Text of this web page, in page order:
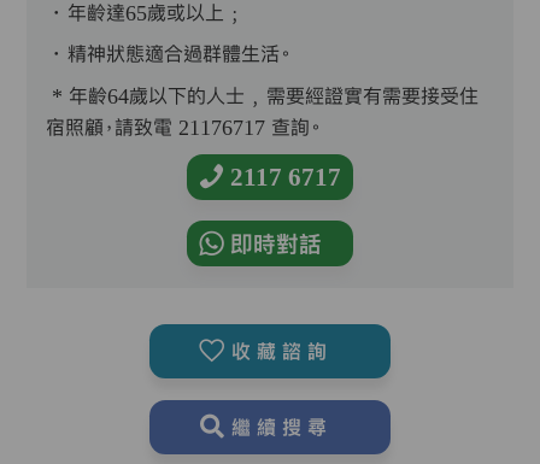
．年齡達65歲或以上﹔
．精神狀態適合過群體生活。
* 年齡64歲以下的人士﹐需要經證實有需要接受住
宿照顧，請致電 21176717 查詢。
2117 6717
即時對話
收藏諮詢
繼續搜尋